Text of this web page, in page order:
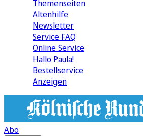
Themenseiten
Altenhilfe
Newsletter
Service FAQ
Online Service
Hallo Paula!
Bestellservice
Anzeigen
Abo